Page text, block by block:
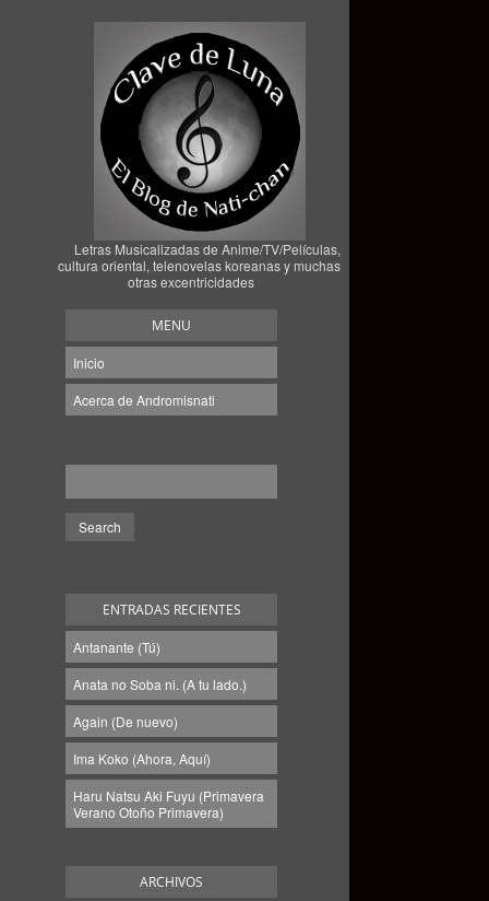
Letras Musicalizadas de Anime/TV/Películas,
cultura oriental, telenovelas koreanas y muchas
otras excentricidades
MENU
Inicio
Acerca de Andromisnati
ENTRADAS RECIENTES
Antanante (Tú)
Anata no Soba ni. (A tu lado.)
Again (De nuevo)
Ima Koko (Ahora, Aquí)
Haru Natsu Aki Fuyu (Primavera
Verano Otoño Primavera)
ARCHIVOS